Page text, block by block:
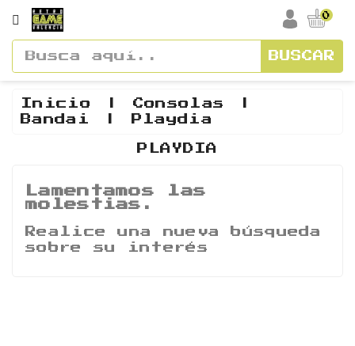
CATEGORÍA
Cajas
Y
Vídeos
Soundtracks
0
BUSCAR
Inicio
Consolas
Bandai
Playdia
PLAYDIA
Lamentamos las
molestias.
Realice una nueva búsqueda
sobre su interés